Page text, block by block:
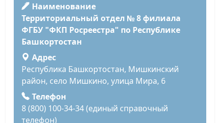
Наименование
Территориальный отдел № 8 филиала
ФГБУ "ФКП Росреестра" по Республике
Башкортостан
Адрес
Республика Башкортостан, Мишкинский
район, село Мишкино, улица Мира, 6
Телефон
8 (800) 100-34-34 (единый справочный
телефон)